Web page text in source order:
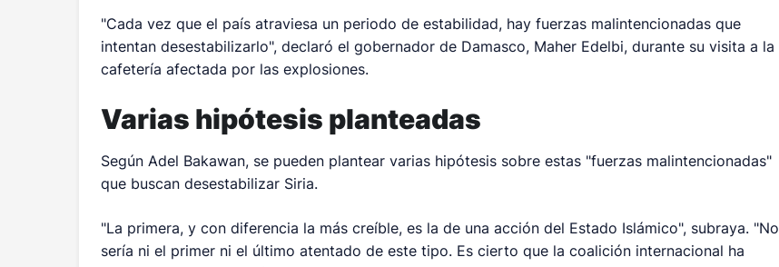
"Cada vez que el país atraviesa un periodo de estabilidad, hay fuerzas malintencionadas que
intentan desestabilizarlo", declaró el gobernador de Damasco, Maher Edelbi, durante su visita a la
cafetería afectada por las explosiones.
Varias hipótesis planteadas
Según Adel Bakawan, se pueden plantear varias hipótesis sobre estas "fuerzas malintencionadas"
que buscan desestabilizar Siria.
"La primera, y con diferencia la más creíble, es la de una acción del Estado Islámico", subraya. "No
sería ni el primer ni el último atentado de este tipo. Es cierto que la coalición internacional ha